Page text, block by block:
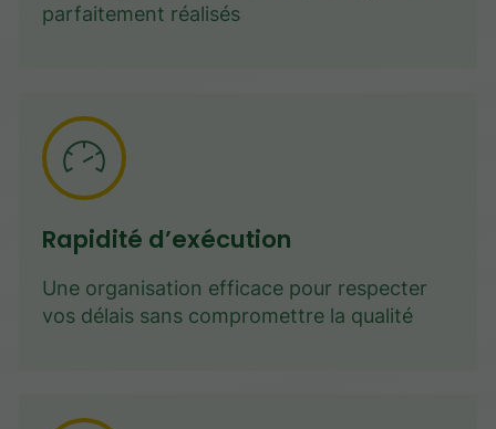
parfaitement réalisés
Rapidité d’exécution
Une organisation efficace pour respecter
vos délais sans compromettre la qualité